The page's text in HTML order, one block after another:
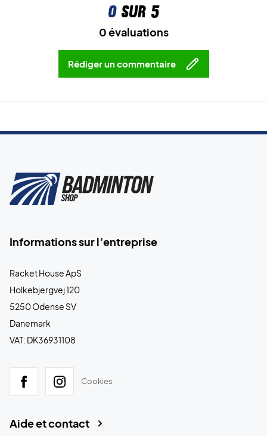
0sur 5
0 évaluations
Rédiger un commentaire
Informations sur l’entreprise
Racket House ApS
Holkebjergvej 120
5250 Odense SV
Danemark
VAT: DK36931108
Cookies
Aide et contact